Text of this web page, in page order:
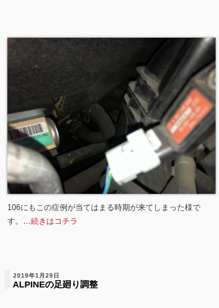
106にもこの症例が当てはまる時期が来てしまった様で
す。
…続きはコチラ
2019年1月29日
ALPINEの足廻り調整